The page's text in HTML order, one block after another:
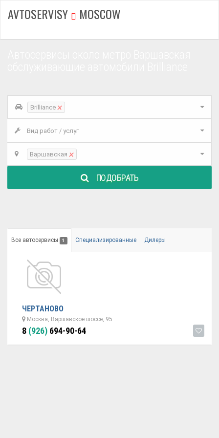
AVTOSERVISY MOSCOW
Brilliance ×
Вид работ / услуг
Варшавская ×
ПОДОБРАТЬ
Все автосервисы 1 Специализированные Дилеры
ЧЕРТАНОВО
Москва, Варшавское шоссе, 95
8 (926) 694-90-64